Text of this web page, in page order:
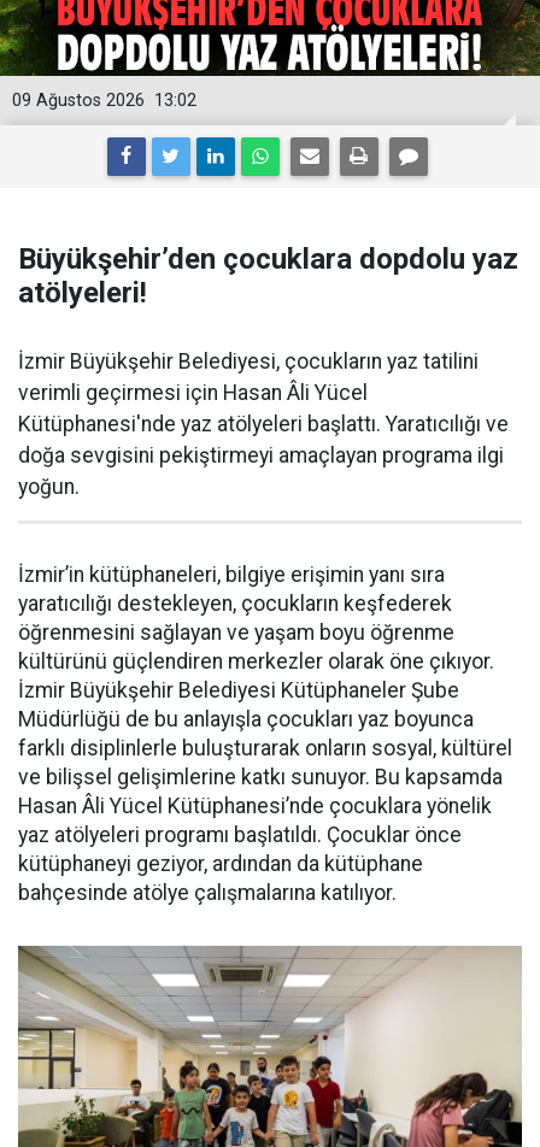
13:02
09 Ağustos 2026
Büyükşehir’den çocuklara dopdolu yaz
atölyeleri!
İzmir Büyükşehir Belediyesi, çocukların yaz tatilini
verimli geçirmesi için Hasan Âli Yücel
Kütüphanesi'nde yaz atölyeleri başlattı. Yaratıcılığı ve
doğa sevgisini pekiştirmeyi amaçlayan programa ilgi
yoğun.
İzmir’in kütüphaneleri, bilgiye erişimin yanı sıra
yaratıcılığı destekleyen, çocukların keşfederek
öğrenmesini sağlayan ve yaşam boyu öğrenme
kültürünü güçlendiren merkezler olarak öne çıkıyor.
İzmir Büyükşehir Belediyesi Kütüphaneler Şube
Müdürlüğü de bu anlayışla çocukları yaz boyunca
farklı disiplinlerle buluşturarak onların sosyal, kültürel
ve bilişsel gelişimlerine katkı sunuyor. Bu kapsamda
Hasan Âli Yücel Kütüphanesi’nde çocuklara yönelik
yaz atölyeleri programı başlatıldı. Çocuklar önce
kütüphaneyi geziyor, ardından da kütüphane
bahçesinde atölye çalışmalarına katılıyor.